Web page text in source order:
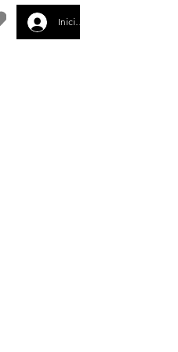
Iniciar sesión